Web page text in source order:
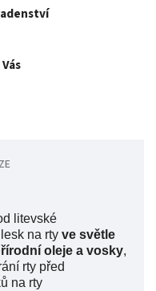
litevské
na rty ve světle
oleje a vosky,
rty před
na rty